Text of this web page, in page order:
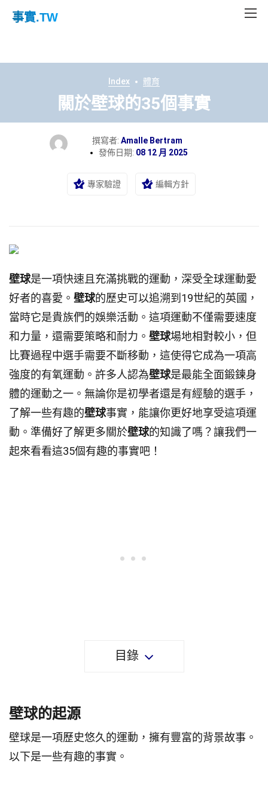
事實.TW
Index 體育
關於壁球的35個事實
撰寫者: Amalle Bertram
發佈日期: 08 12 月 2025
專家驗證 編輯方針
壁球是一項快速且充滿挑戰的運動，深受全球運動愛
好者的喜愛。 壁球的歷史可以追溯到19世紀的英國，
當時它是貴族們的娛樂活動。這項運動不僅需要速度
和力量，還需要策略和耐力。 壁球場地相對較小，但
比賽過程中選手需要不斷移動，這使得它成為一項高
強度的有氧運動。許多人認為壁球是最能全面鍛鍊身
體的運動之一。無論你是初學者還是有經驗的選手，
了解一些有趣的壁球事實，能讓你更好地享受這項運
動。準備好了解更多關於壁球的知識了嗎？讓我們一
起來看看這35個有趣的事實吧！
目錄
壁球的起源
壁球是一項歷史悠久的運動，擁有豐富的背景故事。
以下是一些有趣的事實。